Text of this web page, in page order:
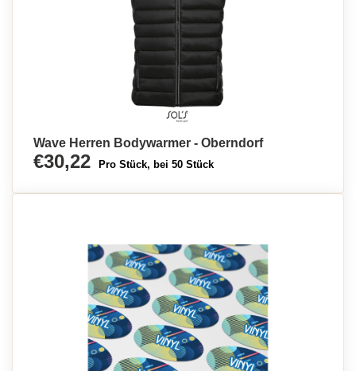
Wave Herren Bodywarmer - Oberndorf
€30,22 Pro Stück, bei 50 Stück